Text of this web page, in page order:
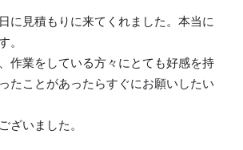
に見積もりに来てくれました。本当に
。
作業をしている方々にとても好感を持
たことがあったらすぐにお願いしたい
ざいました。